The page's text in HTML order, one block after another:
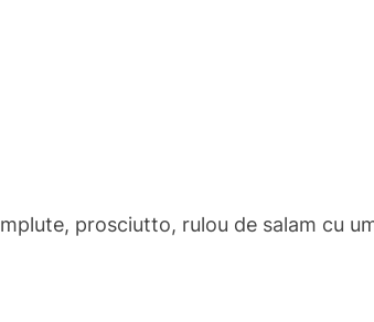
prosciutto, rulou de salam cu